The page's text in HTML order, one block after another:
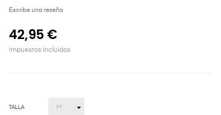
Escribe una reseña
42,95 €
Impuestos incluidos
TALLA